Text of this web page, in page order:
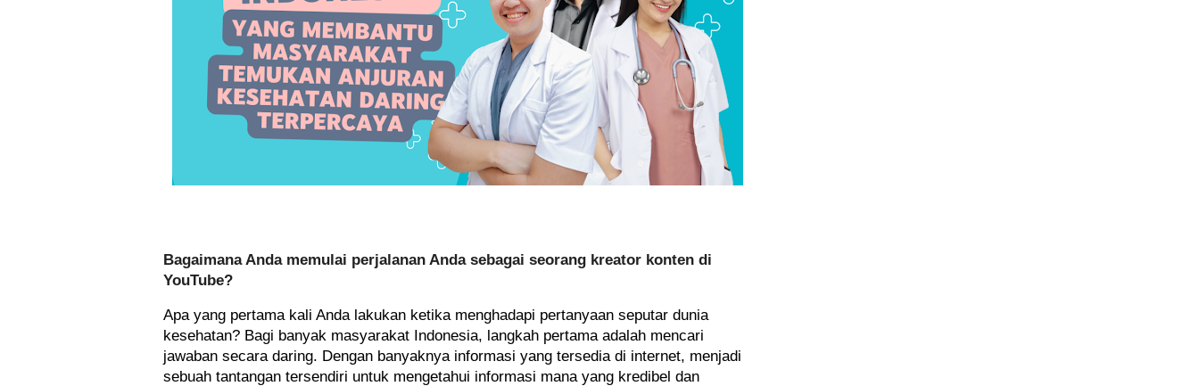
Bagaimana Anda memulai perjalanan Anda sebagai seorang kreator konten di
YouTube?
Apa yang pertama kali Anda lakukan ketika menghadapi pertanyaan seputar dunia
kesehatan? Bagi banyak masyarakat Indonesia, langkah pertama adalah mencari
jawaban secara daring. Dengan banyaknya informasi yang tersedia di internet, menjadi
sebuah tantangan tersendiri untuk mengetahui informasi mana yang kredibel dan